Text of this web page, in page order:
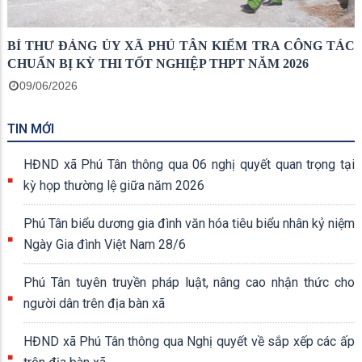
BÍ THƯ ĐẢNG ỦY XÃ PHÚ TÂN KIỂM TRA CÔNG TÁC
CHUẨN BỊ KỲ THI TỐT NGHIỆP THPT NĂM 2026
09/06/2026
TIN MỚI
HĐND xã Phú Tân thông qua 06 nghị quyết quan trọng tại
kỳ họp thường lệ giữa năm 2026
Phú Tân biểu dương gia đình văn hóa tiêu biểu nhân kỷ niệm
Ngày Gia đình Việt Nam 28/6
Phú Tân tuyên truyền pháp luật, nâng cao nhận thức cho
người dân trên địa bàn xã
HĐND xã Phú Tân thông qua Nghị quyết về sắp xếp các ấp